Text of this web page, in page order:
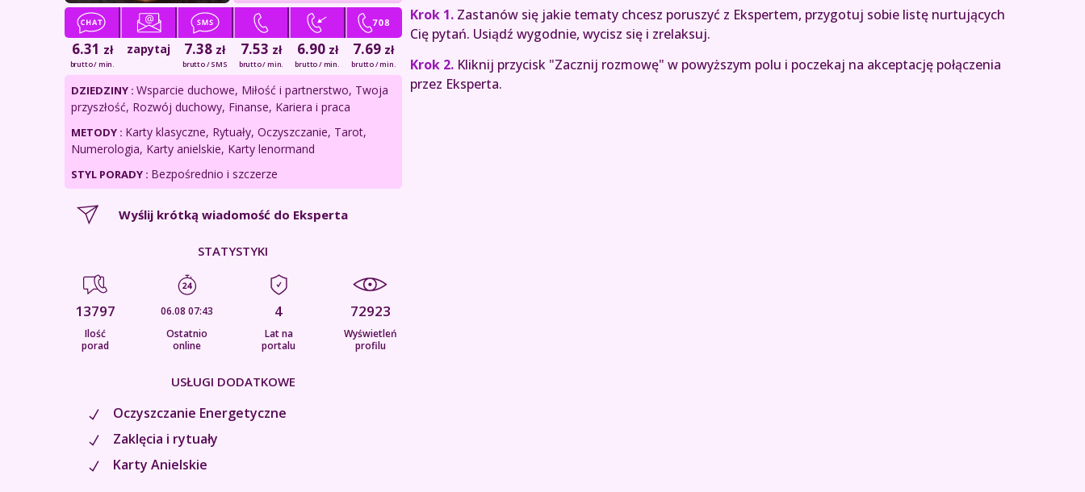
6.31 zł
brutto / min.
zapytaj 7.38 zł
brutto / SMS
7.53 zł
brutto / min.
6.90 zł
brutto / min.
7.69 zł
brutto / min.
DZIEDZINY : Wsparcie duchowe, Miłość i partnerstwo, Twoja
przyszłość, Rozwój duchowy, Finanse, Kariera i praca
METODY : Karty klasyczne, Rytuały, Oczyszczanie, Tarot,
Numerologia, Karty anielskie, Karty lenormand
STYL PORADY : Bezpośrednio i szczerze
Wyślij krótką wiadomość do Eksperta
STATYSTYKI
13797
Ilość
porad
06.08 07:43
Ostatnio
online
4
Lat na
portalu
72923
Wyświetleń
profilu
USŁUGI DODATKOWE
Oczyszczanie Energetyczne
Zaklęcia i rytuały
Karty Anielskie
Krok 1.Zastanów się jakie tematy chcesz poruszyć z Ekspertem, przygotuj sobie listę nurtujących
Cię pytań. Usiądź wygodnie, wycisz się i zrelaksuj.
Krok 2.Kliknij przycisk "Zacznij rozmowę" w powyższym polu i poczekaj na akceptację połączenia
przez Eksperta.